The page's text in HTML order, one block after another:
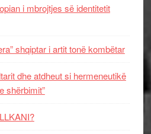
i mbrojtjes së identitetit
shqiptar i artit tonë kombëtar
dhe atdheut si hermeneutikë
shërbimit”